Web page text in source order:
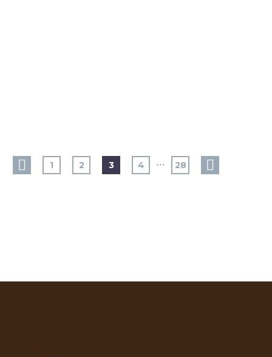
1 2 3 4 … 28